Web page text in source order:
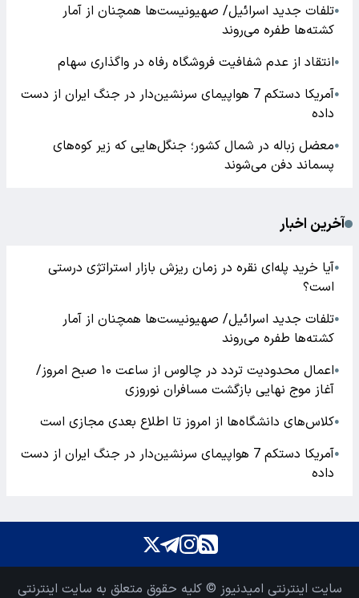
●تلفات جدید اسرائیل/ صهیونیست‌ها همچنان از آمار
کشته‌ها طفره می‌روند
●انتقاد از عدم شفافیت فروشگاه رفاه در واگذاری سهام
●
آمریکا دستکم 7 هواپیمای سرنشین‌دار در جنگ ایران از دست
داده
●معضل زباله در شمال کشور؛ جنگل‌هایی که زیر کوه‌های
پسماند دفن می‌شوند
آخرین اخبار
●آیا خرید پله‌ای نقره در زمان ریزش بازار استراتژی درستی
است؟
●تلفات جدید اسرائیل/ صهیونیست‌ها همچنان از آمار
کشته‌ها طفره می‌روند
●
اعمال محدودیت تردد در چالوس از ساعت ۱۰ صبح امروز/
آغاز موج نهایی بازگشت مسافران نوروزی
●کلاس‌های دانشگاه‌ها از امروز تا اطلاع بعدی مجازی است
●
آمریکا دستکم 7 هواپیمای سرنشین‌دار در جنگ ایران از دست
داده
سایت اینترنتی امیدنیوز © کلیه حقوق متعلق به سایت اینترنتی